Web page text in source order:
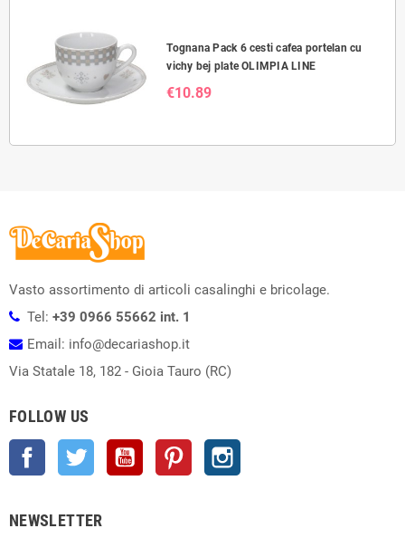
Tognana Pack 6 cesti cafea portelan cu
vichy bej plate OLIMPIA LINE
€10.89
Vasto assortimento di articoli casalinghi e bricolage.
Tel: +39 0966 55662 int. 1
Email: info@decariashop.it
Via Statale 18, 182 - Gioia Tauro (RC)
FOLLOW US
Facebook Twitter YouTube Pinterest
NEWSLETTER